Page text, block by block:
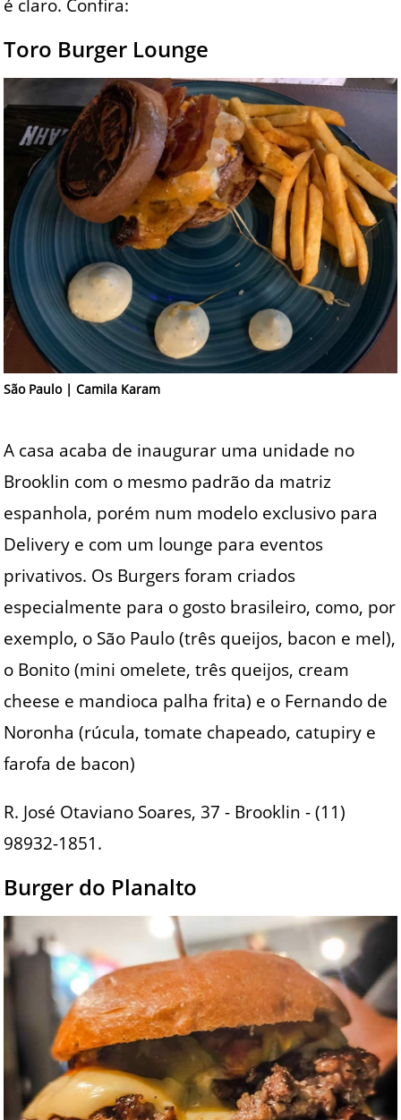
é claro. Confira:
Toro Burger Lounge
São Paulo | Camila Karam
A casa acaba de inaugurar uma unidade no
Brooklin com o mesmo padrão da matriz
espanhola, porém num modelo exclusivo para
Delivery e com um lounge para eventos
privativos. Os Burgers foram criados
especialmente para o gosto brasileiro, como, por
exemplo, o São Paulo (três queijos, bacon e mel),
o Bonito (mini omelete, três queijos, cream
cheese e mandioca palha frita) e o Fernando de
Noronha (rúcula, tomate chapeado, catupiry e
farofa de bacon)
R. José Otaviano Soares, 37 - Brooklin - (11)
98932-1851.
Burger do Planalto